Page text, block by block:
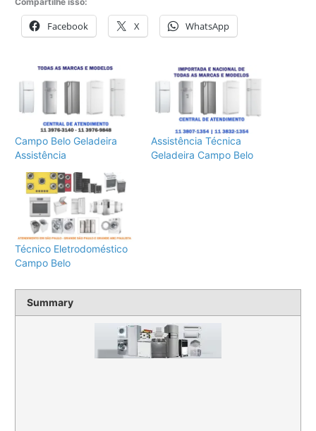
Facebook X WhatsApp
Campo Belo Geladeira
Assistência
Assistência Técnica
Geladeira Campo Belo
Técnico Eletrodoméstico
Campo Belo
Summary